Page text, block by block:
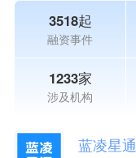
3518起
融资事件
1233家
涉及机构
蓝凌星通